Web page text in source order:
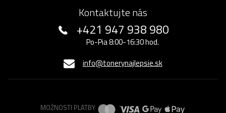
Kontaktujte nás
+421 947 938 980
Po-Pia 8:00-16:30 hod.
info@tonerynajlepsie.sk
MOŽNOSTI PLATBY